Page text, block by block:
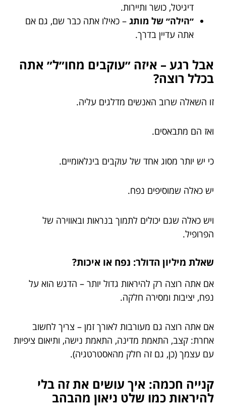
דיגיטל, כושר ותיירות.
״הילה״ של מותג – כאילו אתה כבר שם, גם אם
אתה עדיין בדרך.
אבל רגע – איזה ״עוקבים מחו״ל״ אתה
בכלל רוצה?
זו השאלה שרוב האנשים מדלגים עליה.
ואז הם מתבאסים.
כי יש יותר מסוג אחד של עוקבים בינלאומיים.
יש כאלה שמוסיפים נפח.
ויש כאלה שגם יכולים לתמוך בנראות ובאווירה של
הפרופיל.
שאלת מיליון הדולר: נפח או איכות?
אם אתה רוצה רק להיראות גדול יותר – הדגש הוא על
נפח, יציבות ומסירה חלקה.
אם אתה רוצה גם מעורבות לאורך זמן – צריך לחשוב
אחרת: קצב, התאמת מדינה, התאמת נישה, ותיאום ציפיות
עם עצמך (כן, גם זה חלק מהאסטרטגיה).
קנייה חכמה: איך עושים את זה בלי
להיראות כמו שלט ניאון מהבהב